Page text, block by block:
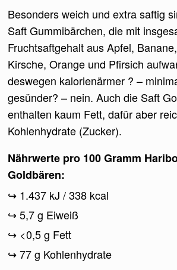
Besonders weich und extra saftig
Saft Gummibärchen, die mit
Fruchtsaftgehalt aus Apfel,
Kirsche, Orange und Pfirsich
deswegen kalorienärmer ? –
gesünder? – nein. Auch die Saft
enthalten kaum Fett, dafür aber
Kohlenhydrate (Zucker).
Nährwerte pro 100 Gramm
Goldbären:
1.437 kJ / 338 kcal
5,7 g Eiweiß
<0,5 g Fett
77 g Kohlenhydrate